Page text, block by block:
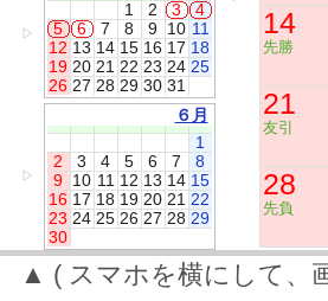
▷
1
2 3
4
5
6 7 8 9 10 11
12 13 14 15 16 17 18
19 20 21 22 23 24 25
26 27 28 29 30 31
▷
６月
1
2
3 4 5 6 7
8
9 10 11 12 13 14 15
16 17 18 19 20 21 22
23 24 25 26 27 28 29
30
14
先勝
21
友引
28
先負
▲ ( スマホを横にして、